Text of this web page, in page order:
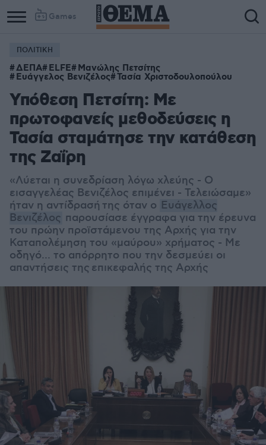
Games
ΠΟΛΙΤΙΚΗ
ΔΕΠΑ ELFE Μανώλης Πετσίτης
Ευάγγελος Βενιζέλος Τασία Χριστοδουλοπούλου
Υπόθεση Πετσίτη: Με
πρωτοφανείς μεθοδεύσεις η
Τασία σταμάτησε την κατάθεση
της Ζαΐρη
«Λύεται η συνεδρίαση λόγω χλεύης - Ο
εισαγγελέας Βενιζέλος επιμένει - Τελειώσαμε»
ήταν η αντίδρασή της όταν ο Ευάγελλος
Βενιζέλος παρουσίασε έγγραφα για την έρευνα
του πρώην προϊστάμενου της Αρχής για την
Καταπολέμηση του «μαύρου» χρήματος - Με
οδηγό... το απόρρητο που την δεσμεύει οι
απαντήσεις της επικεφαλής της Αρχής